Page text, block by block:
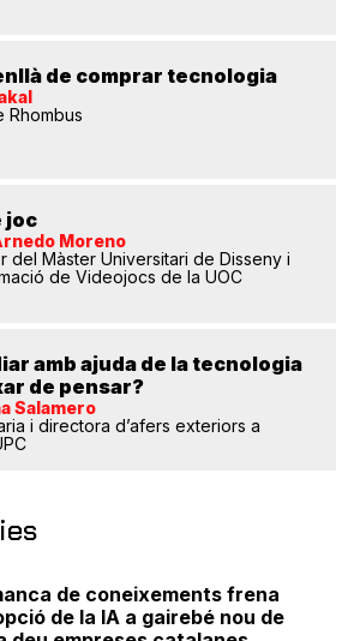
de comprar tecnologia
Rhombus
joc
Moreno
del Màster Universitari de Disseny i
de Videojocs de la UOC
amb ajuda de la tecnologia
de pensar?
Salamero
i directora d’afers exteriors a
de coneixements frena
de la IA a gairebé nou de